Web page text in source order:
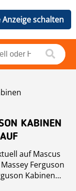
Anzeige schalten
KABINEN
auf Mascus
Ferguson
Kabinen